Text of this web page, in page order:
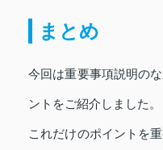
まとめ
今回は重要事項説明の
ントをご紹介しました。
これだけのポイントを